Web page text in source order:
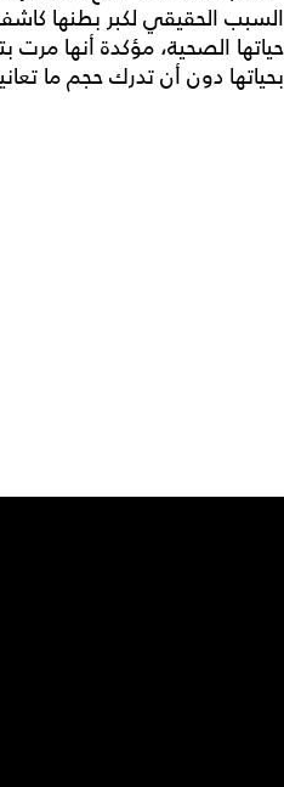
السبب الحقيقي لكبر بطنها
حياتها الصحية، مؤكدة أنها
بحياتها دون أن تدرك حجم ما